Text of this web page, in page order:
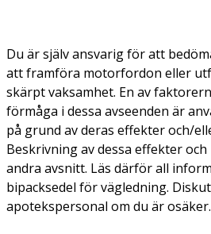
Du är själv ansvarig för att
att framföra motorfordon eller
skärpt vaksamhet. En av
förmåga i dessa avseenden är
på grund av deras effekter och/
Beskrivning av dessa effekter
andra avsnitt. Läs därför all
bipacksedel för vägledning.
apotekspersonal om du är osäker.